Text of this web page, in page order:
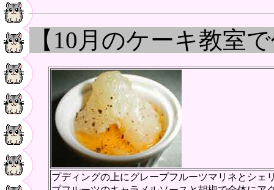
【10月のケーキ教室
プディングの上にグレープフルーツマリネとシェ